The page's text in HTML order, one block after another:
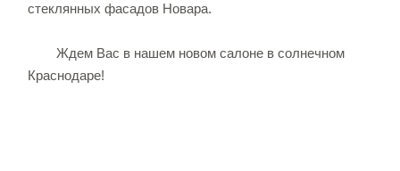
стеклянных фасадов Новара.
Ждем Вас в нашем новом салоне в солнечном
Краснодаре!